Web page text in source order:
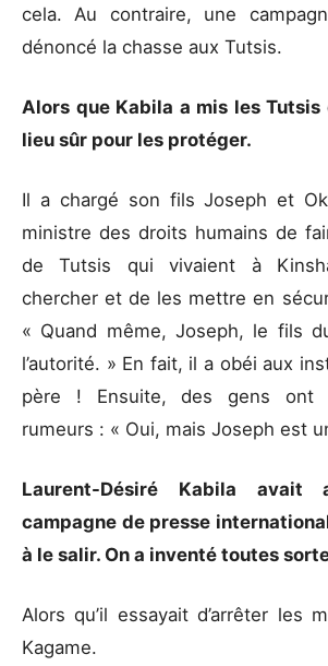
cela. Au contraire, une
dénoncé la chasse aux Tutsis.
Alors que Kabila a mis les Tutsis
lieu sûr pour les protéger.
Il a chargé son fils Joseph et
ministre des droits humains de
de Tutsis qui vivaient à
chercher et de les mettre en
« Quand même, Joseph, le fils
l’autorité. » En fait, il a obéi aux
père ! Ensuite, des gens ont
rumeurs : « Oui, mais Joseph est
Laurent-Désiré Kabila
campagne de presse
à le salir. On a inventé toutes
Alors qu’il essayait d’arrêter les
Kagame.